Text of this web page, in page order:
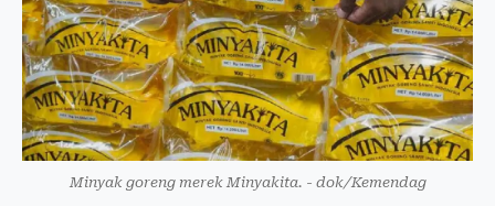
Minyak goreng merek Minyakita. - dok/Kemendag